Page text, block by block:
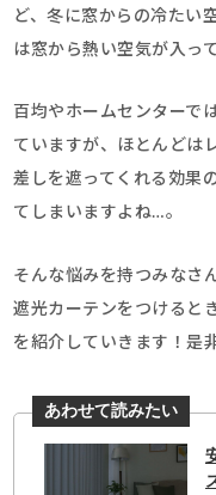
ど、冬に窓からの冷たい
は窓から熱い空気が入っ
百均やホームセンターで
ていますが、ほとんどは
差しを遮ってくれる効果
てしまいますよね…。
そんな悩みを持つみなさ
遮光カーテンをつけると
を紹介していきます！是